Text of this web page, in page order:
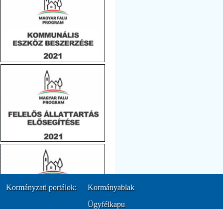
Kormányzati portálok:
Kormányablak
Ügyfélkapu